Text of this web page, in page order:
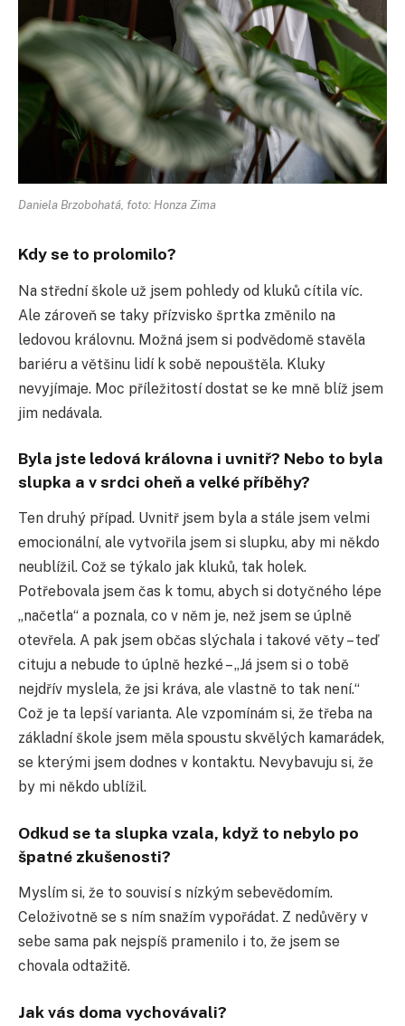
Daniela Brzobohatá, foto: Honza Zima
Kdy se to prolomilo?
Na střední škole už jsem pohledy od kluků cítila víc.
Ale zároveň se taky přízvisko šprtka změnilo na
ledovou královnu. Možná jsem si podvědomě stavěla
bariéru a většinu lidí k sobě nepouštěla. Kluky
nevyjímaje. Moc příležitostí dostat se ke mně blíž jsem
jim nedávala.
Byla jste ledová královna i uvnitř? Nebo to byla
slupka a v srdci oheň a velké příběhy?
Ten druhý případ. Uvnitř jsem byla a stále jsem velmi
emocionální, ale vytvořila jsem si slupku, aby mi někdo
neublížil. Což se týkalo jak kluků, tak holek.
Potřebovala jsem čas k tomu, abych si dotyčného lépe
„načetla“ a poznala, co v něm je, než jsem se úplně
otevřela. A pak jsem občas slýchala i takové věty – teď
cituju a nebude to úplně hezké – „Já jsem si o tobě
nejdřív myslela, že jsi kráva, ale vlastně to tak není.“
Což je ta lepší varianta. Ale vzpomínám si, že třeba na
základní škole jsem měla spoustu skvělých kamarádek,
se kterými jsem dodnes v kontaktu. Nevybavuju si, že
by mi někdo ublížil.
Odkud se ta slupka vzala, když to nebylo po
špatné zkušenosti?
Myslím si, že to souvisí s nízkým sebevědomím.
Celoživotně se s ním snažím vypořádat. Z nedůvěry v
sebe sama pak nejspíš pramenilo i to, že jsem se
chovala odtažitě.
Jak vás doma vychovávali?